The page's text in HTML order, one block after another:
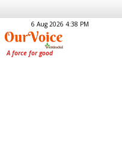
6 Aug 2026 4:38 PM